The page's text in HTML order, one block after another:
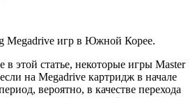
Megadrive игр в Южной Корее.
в этой статье, некоторые игры Master
на Megadrive картридж в начале
вероятно, в качестве перехода